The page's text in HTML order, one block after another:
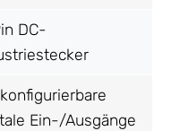
DC-
Ein-/Ausgänge